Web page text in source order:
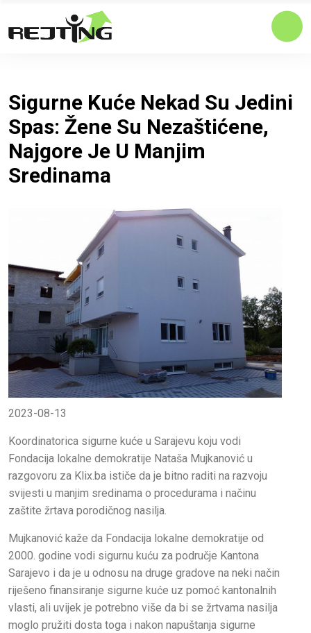
Sigurne Kuće Nekad Su Jedini
Spas: Žene Su Nezaštićene,
Najgore Je U Manjim
Sredinama
2023-08-13
Koordinatorica sigurne kuće u Sarajevu koju vodi
Fondacija lokalne demokratije Nataša Mujkanović u
razgovoru za Klix.ba ističe da je bitno raditi na razvoju
svijesti u manjim sredinama o procedurama i načinu
zaštite žrtava porodičnog nasilja.
Mujkanović kaže da Fondacija lokalne demokratije od
2000. godine vodi sigurnu kuću za područje Kantona
Sarajevo i da je u odnosu na druge gradove na neki način
riješeno finansiranje sigurne kuće uz pomoć kantonalnih
vlasti, ali uvijek je potrebno više da bi se žrtvama nasilja
moglo pružiti dosta toga i nakon napuštanja sigurne